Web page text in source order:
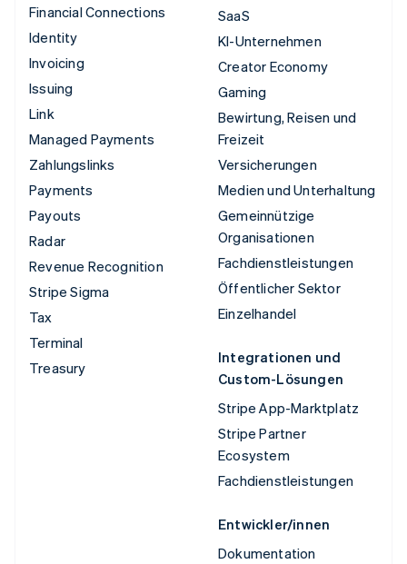
Financial Connections
Identity
Invoicing
Issuing
Link
Managed Payments
Zahlungslinks
Payments
Payouts
Radar
Revenue Recognition
Stripe Sigma
Tax
Terminal
Treasury
SaaS
KI-Unternehmen
Creator Economy
Gaming
Bewirtung, Reisen und
Freizeit
Versicherungen
Medien und Unterhaltung
Gemeinnützige
Organisationen
Fachdienstleistungen
Öffentlicher Sektor
Einzelhandel
Integrationen und
Custom-Lösungen
Stripe App-Marktplatz
Stripe Partner
Ecosystem
Fachdienstleistungen
Entwickler/innen
Dokumentation